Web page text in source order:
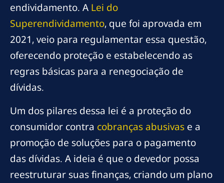
endividamento. A Lei do
Superendividamento, que foi aprovada em
2021, veio para regulamentar essa questão,
oferecendo proteção e estabelecendo as
regras básicas para a renegociação de
dívidas.
Um dos pilares dessa lei é a proteção do
consumidor contra cobranças abusivas e a
promoção de soluções para o pagamento
das dívidas. A ideia é que o devedor possa
reestruturar suas finanças, criando um plano